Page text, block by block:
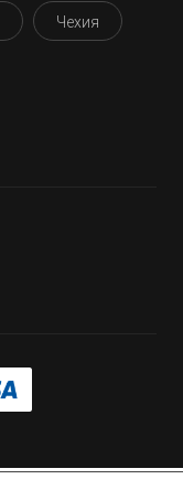
Чехия